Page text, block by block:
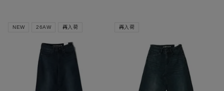
NEW 26AW 再入荷 再入荷